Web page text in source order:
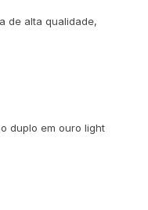
de alta qualidade,
duplo em ouro light